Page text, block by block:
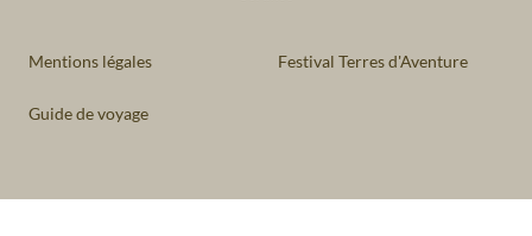
Mentions légales Festival Terres d'Aventure
Guide de voyage